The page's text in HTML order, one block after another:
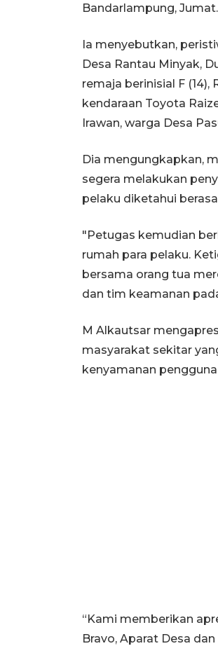
Bandarlampung, Jumat.
Ia menyebutkan,
Desa Rantau Minyak,
remaja berinisial F (14),
kendaraan Toyota
Irawan, warga Desa
Dia mengungkapkan,
segera melakukan
pelaku diketahui
"Petugas kemudian
rumah para pelaku.
bersama orang tua
dan tim keamanan
M Alkautsar
masyarakat sekitar
kenyamanan
“Kami memberikan
Bravo, Aparat Desa